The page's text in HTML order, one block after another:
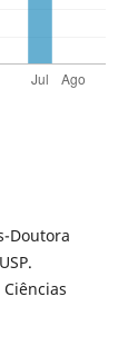
Doutora